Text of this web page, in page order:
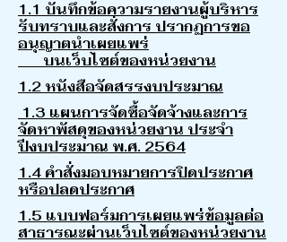
1.1 บันทึกข้อความรายงานผู้บริหาร
รับทราบและสั่งการ ปรากฏการขอ
อนุญาตนำเผยแพร่
บนเว็บไซต์ของหน่วยงาน
1.2 หนังสือจัดสรรงบประมาณ
1.3 แผนการจัดซื้อจัดจ้างและการ
จัดหาพัสดุของหน่วยงาน ประจำ
ปีงบประมาณ พ.ศ. 2564
1.4 คำสั่งมอบหมายการปิดประกาศ
หรือปลดประกาศ
1.5 แบบฟอร์มการเผยแพร่ข้อมูลต่อ
สาธารณะผ่านเว็บไซต์ของหน่วยงาน